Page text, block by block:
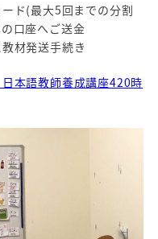
ド(最大5回までの分割
口座へご送金
材発送手続き
本語教師養成講座420時